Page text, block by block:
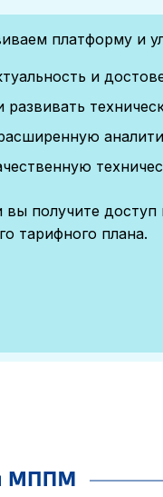
платформу и
и
вы получите
тарифного плана.